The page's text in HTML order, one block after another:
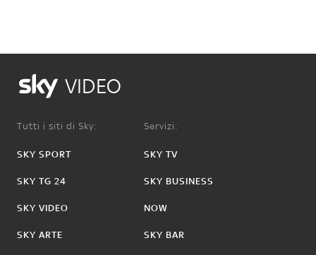
VIDEO
Tutti i siti di Sky:
SKY SPORT
SKY TG 24
SKY VIDEO
SKY ARTE
Servizi:
SKY TV
SKY BUSINESS
NOW
SKY BAR